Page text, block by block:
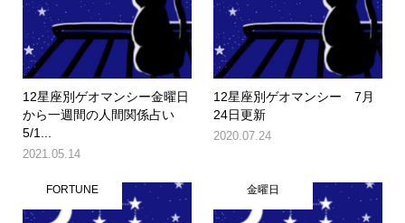
12星座別ゲオマンシー金曜日
から一週間の人間関係占い
5/1...
2021.05.14
12星座別ゲオマンシー 7月
24日更新
2020.07.24
FORTUNE 金曜日